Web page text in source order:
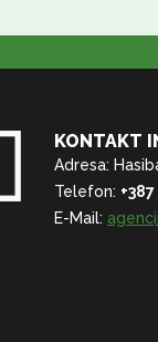
KONTAKT
Adresa:
Telefon: +387
E-Mail: